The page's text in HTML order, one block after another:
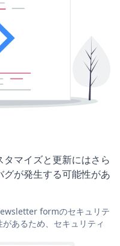
マイズと更新にはさら
が発生する可能性があ
formのセキュリテ
あるため、セキュリティ